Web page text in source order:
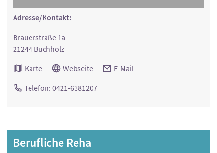
Adresse/Kontakt:
Brauerstraße 1a
21244 Buchholz
Karte
Webseite E-Mail
Telefon: 0421-6381207
Berufliche Reha